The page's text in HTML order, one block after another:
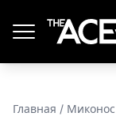
Главная /